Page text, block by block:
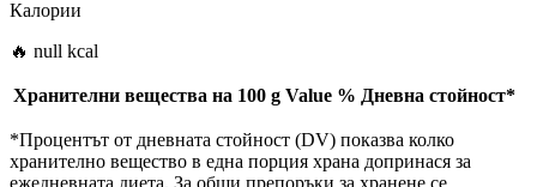
Калории
🔥 null kcal
Хранителни вещества на 100 g Value % Дневна стойност*
*Процентът от дневната стойност (DV) показва колко
хранително вещество в една порция храна допринася за
ежедневната диета. За общи препоръки за хранене се